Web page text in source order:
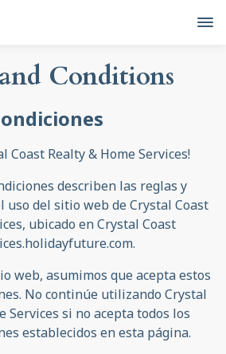
Conditions
Coast Realty & Home Services!
describen las reglas y
uso del sitio web de Crystal Coast
ubicado en Crystal Coast
web, asumimos que acepta estos
No continúe utilizando Crystal
Services si no acepta todos los
establecidos en esta página.